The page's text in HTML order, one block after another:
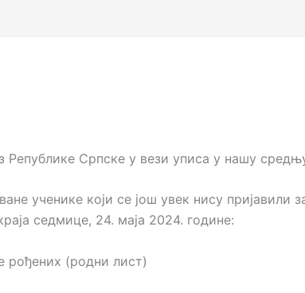
Републике Српске у вези уписа у нашу
ученике који се још увек нису
седмице, 24. маја 2024. године:
рођених (родни лист)